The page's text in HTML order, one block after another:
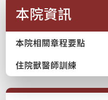
本院資訊
本院相關章程要點
住院獸醫師訓練